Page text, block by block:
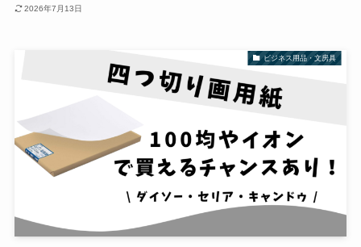
2026年7月13日
ビジネス用品・文房具